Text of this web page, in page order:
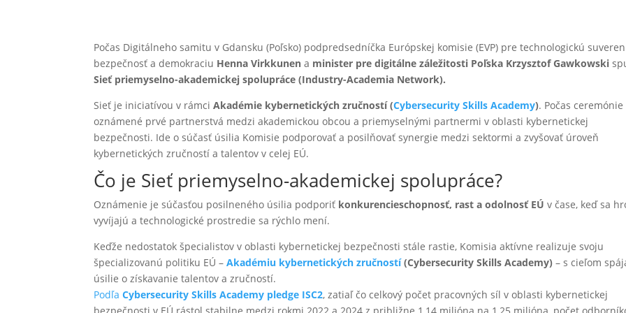
Počas Digitálneho samitu v Gdansku (Poľsko) podpredsedníčka Európskej komisie (EVP) pre technologickú
bezpečnosť a demokraciu Henna Virkkunen a minister pre digitálne záležitosti Poľska Krzysztof Gawkowski
Sieť priemyselno-akademickej spolupráce (Industry-Academia Network).
Sieť je iniciatívou v rámciAkadémie kybernetických zručností (Cybersecurity Skills Academy). Počas
oznámené prvé partnerstvá medzi akademickou obcou a priemyselnými partnermi v oblasti kybernetickej
bezpečnosti. Ide o súčasť úsilia Komisie podporovať a posilňovať synergie medzi sektormi a zvyšovať úroveň
kybernetických zručností a talentov v celej EÚ.
Čo je Sieť priemyselno-akademickej spolupráce?
Oznámenie je súčasťou posilneného úsilia podporiť konkurencieschopnosť, rast a odolnosť EÚ v čase, keď sa
vyvíjajú a technologické prostredie sa rýchlo mení.
Keďže nedostatok špecialistov v oblasti kybernetickej bezpečnosti stále rastie, Komisia aktívne realizuje svoju
špecializovanú politiku EÚ –Akadémiu kybernetických zručností(Cybersecurity Skills Academy) – s cieľom
úsilie o získavanie talentov a zručností.
PodľaCybersecurity Skills Academy pledge ISC2, zatiaľ čo celkový počet pracovných síl v oblasti kybernetickej